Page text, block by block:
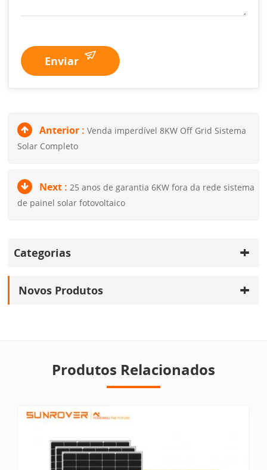
Enviar
Anterior :Venda imperdível 8KW Off Grid Sistema
Solar Completo
Next :25 anos de garantia 6KW fora da rede sistema
de painel solar fotovoltaico
Categorias
Novos Produtos
Produtos Relacionados